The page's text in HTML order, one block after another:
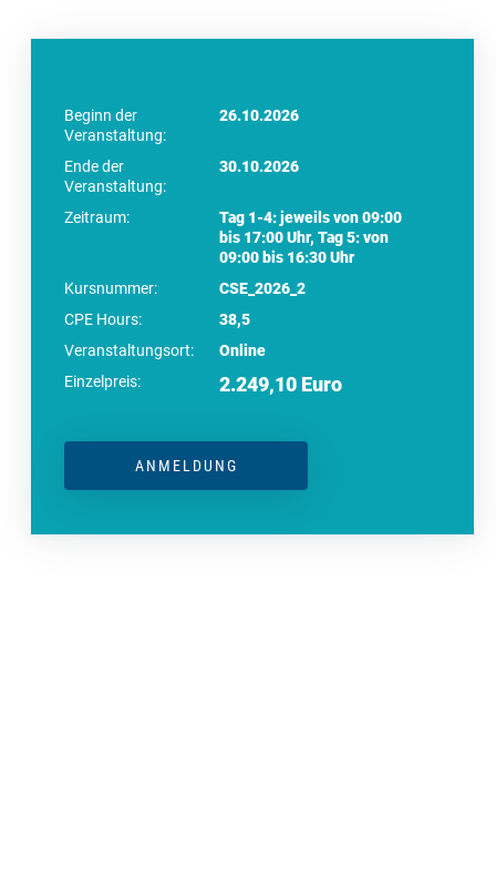
Beginn der
Veranstaltung:
26.10.2026
Ende der
Veranstaltung:
30.10.2026
Zeitraum:
Tag 1-4: jeweils von 09:00
bis 17:00 Uhr, Tag 5: von
09:00 bis 16:30 Uhr
Kursnummer:
CSE_2026_2
CPE Hours:
38,5
Veranstaltungsort:
Online
Einzelpreis:
2.249,10 Euro
ANMELDUNG